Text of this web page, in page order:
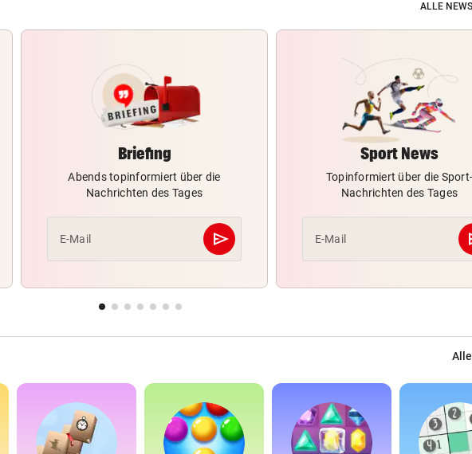
ALLE
Briefing
Abends topinformiert über die
Nachrichten des Tages
E-Mail send
Abschicken
Sport News
Topinformiert über die Sport-
Nachrichten des Tages
E-Mail